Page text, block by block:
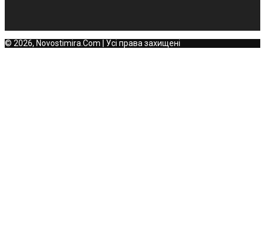
© 2026, Novostimira.Com | Усі права захищені